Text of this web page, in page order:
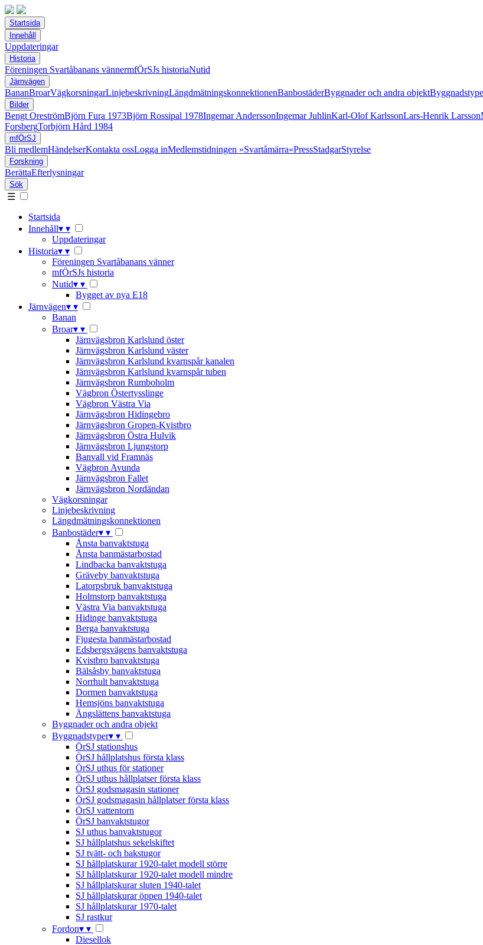
Startsida
Innehåll
Uppdateringar
Historia
Föreningen Svartåbanans vännermfÖrSJs historiaNutid
Järnvägen
BananBroarVägkorsningarLinjebeskrivningLängdmätningskonnektionenBanbostäderByggnader och andra objekt
Bilder
Bengt OreströmBjörn Fura 1973Björn Rossipal 1978Ingemar AnderssonIngemar JuhlinKarl-Olof KarlssonLars-Henrik Larsson
ForsbergTorbjörn Hård 1984
mfÖrSJ
Bli medlemHändelserKontakta ossLogga inMedlemstidningen »Svartåmärra«PressStadgarStyrelse
Forskning
BerättaEfterlysningar
Sök
☰
Startsida
Innehåll▾ ▾
Uppdateringar
Historia▾ ▾
Föreningen Svartåbanans vänner
mfÖrSJs historia
Nutid▾ ▾
Bygget av nya E18
Järnvägen▾ ▾
Banan
Broar▾ ▾
Järnvägsbron Karlslund öster
Järnvägsbron Karlslund väster
Järnvägsbron Karlslund kvarnspår kanalen
Järnvägsbron Karlslund kvarnspår tuben
Järnvägsbron Rumboholm
Vägbron Östertysslinge
Vägbron Västra Via
Järnvägsbron Hidingebro
Järnvägsbron Gropen-Kvistbro
Järnvägsbron Östra Hulvik
Järnvägsbron Ljungstorp
Banvall vid Framnäs
Vägbron Avunda
Järnvägsbron Fallet
Järnvägsbron Nordändan
Vägkorsningar
Linjebeskrivning
Längdmätningskonnektionen
Banbostäder▾ ▾
Ånsta banvaktstuga
Ånsta banmästarbostad
Lindbacka banvaktstuga
Gräveby banvaktstuga
Latorpsbruk banvaktstuga
Holmstorp banvaktstuga
Västra Via banvaktstuga
Hidinge banvaktstuga
Berga banvaktstuga
Fjugesta banmästarbostad
Edsbergsvägens banvaktstuga
Kvistbro banvaktstuga
Bälsåsby banvaktstuga
Norrhult banvaktstuga
Dormen banvaktstuga
Hemsjöns banvaktstuga
Ängslättens banvaktstuga
Byggnader och andra objekt
Byggnadstyper▾ ▾
ÖrSJ stationshus
ÖrSJ hållplatshus första klass
ÖrSJ uthus för stationer
ÖrSJ uthus hållplatser första klass
ÖrSJ godsmagasin stationer
ÖrSJ godsmagasin hållplatser första klass
ÖrSJ vattentorn
ÖrSJ banvaktstugor
SJ uthus banvaktstugor
SJ hållplatshus sekelskiftet
SJ tvätt- och bakstugor
SJ hållplatskurar 1920-talet modell större
SJ hållplatskurar 1920-talet modell mindre
SJ hållplatskurar sluten 1940-talet
SJ hållplatskurar öppen 1940-talet
SJ hållplatskurar 1970-talet
SJ rastkur
Fordon▾ ▾
Diesellok